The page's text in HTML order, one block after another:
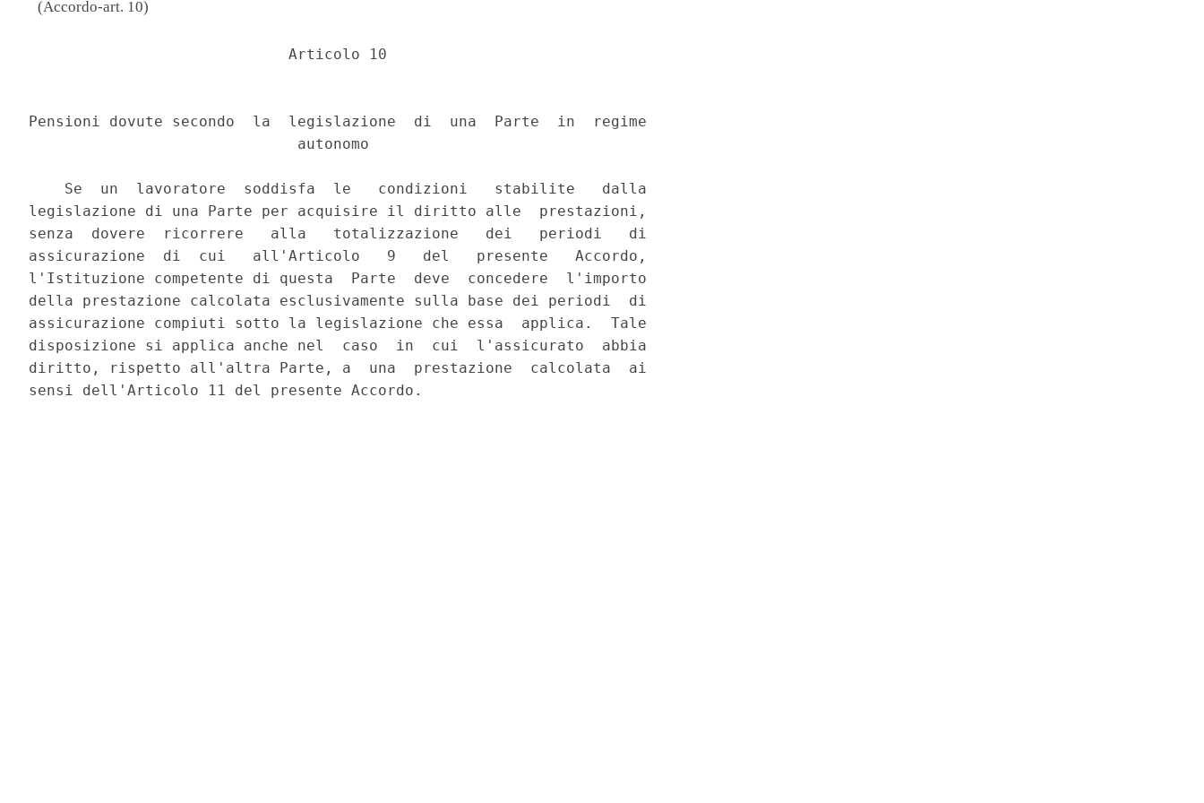
(Accordo-art. 10)
                             Articolo 10
Pensioni dovute secondo  la  legislazione  di  una  Parte  in  regime
                              autonomo
    Se  un  lavoratore  soddisfa  le   condizioni   stabilite   dalla
legislazione di una Parte per acquisire il diritto alle  prestazioni,
senza  dovere  ricorrere   alla   totalizzazione   dei   periodi   di
assicurazione  di  cui   all'Articolo   9   del   presente   Accordo,
l'Istituzione competente di questa  Parte  deve  concedere  l'importo
della prestazione calcolata esclusivamente sulla base dei periodi  di
assicurazione compiuti sotto la legislazione che essa  applica.  Tale
disposizione si applica anche nel  caso  in  cui  l'assicurato  abbia
diritto, rispetto all'altra Parte, a  una  prestazione  calcolata  ai
sensi dell'Articolo 11 del presente Accordo.